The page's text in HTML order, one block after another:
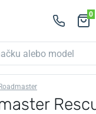
0
Roadmaster